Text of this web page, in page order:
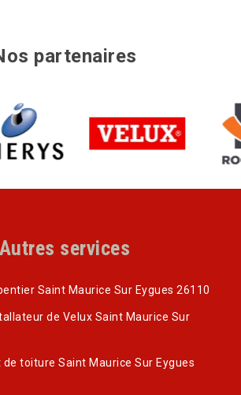
partenaires
Autres services
Saint Maurice Sur Eygues 26110
de Velux Saint Maurice Sur
de toiture Saint Maurice Sur Eygues